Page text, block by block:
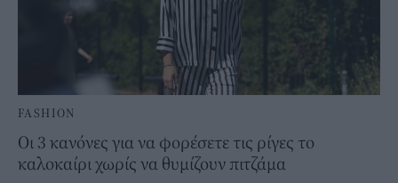
FASHION
Οι 3 κανόνες για να φορέσετε τις ρίγες το
καλοκαίρι χωρίς να θυμίζουν πιτζάμα